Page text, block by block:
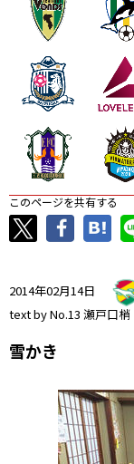
このページを共有する
2014年02月14日
text by No.13 瀬戸口梢
雪かき